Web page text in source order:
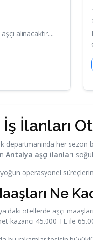
alınacaktır....
İş İlanları
her sezon
Antalya aşçı ilanları
operasyonel
Ne
otellerde aşçı
kazancı 45.000 TL ile